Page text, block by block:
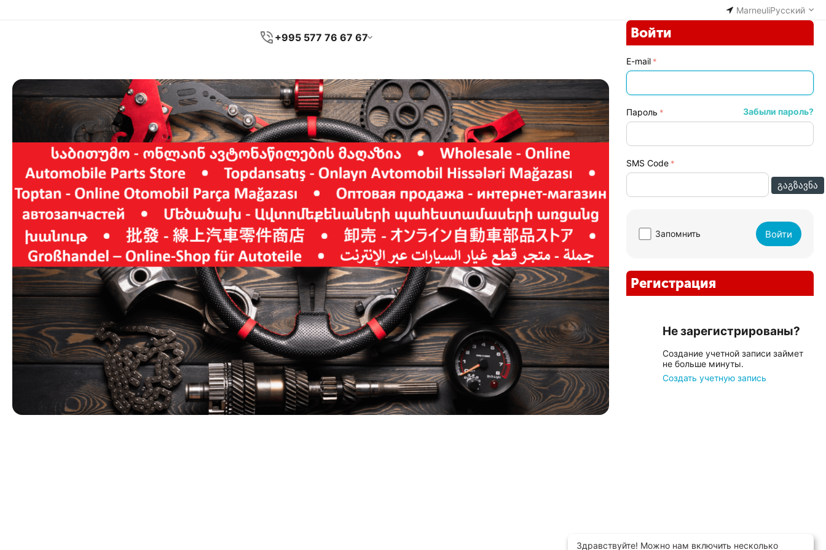
MarneuliРусский
+995 577 76 67 67 Войти
E-mail
Пароль Забыли пароль?
SMS Code
ᲒᲐᲒᲖᲐᲕᲜᲐ
Запомнить Войти
Регистрация
Не зарегистрированы?
Создание учетной записи займет
не больше минуты.
Создать учетную запись
Здравствуйте! Можно нам включить несколько